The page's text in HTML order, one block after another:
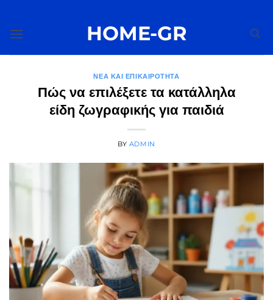
περιεχόμενο
HOME-GR
ΝΈΑ ΚΑΙ ΕΠΙΚΑΙΡΌΤΗΤΑ
Πώς να επιλέξετε τα κατάλληλα
είδη ζωγραφικής για παιδιά
BY ADMIN